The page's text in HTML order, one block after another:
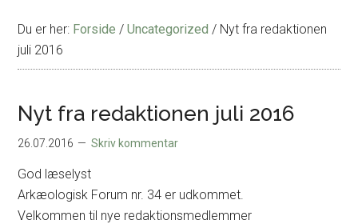
Du er her: Forside / Uncategorized / Nyt fra redaktionen
juli 2016
Nyt fra redaktionen juli 2016
26.07.2016 Skriv kommentar
God læselyst
Arkæologisk Forum nr. 34 er udkommet.
Velkommen til nye redaktionsmedlemmer